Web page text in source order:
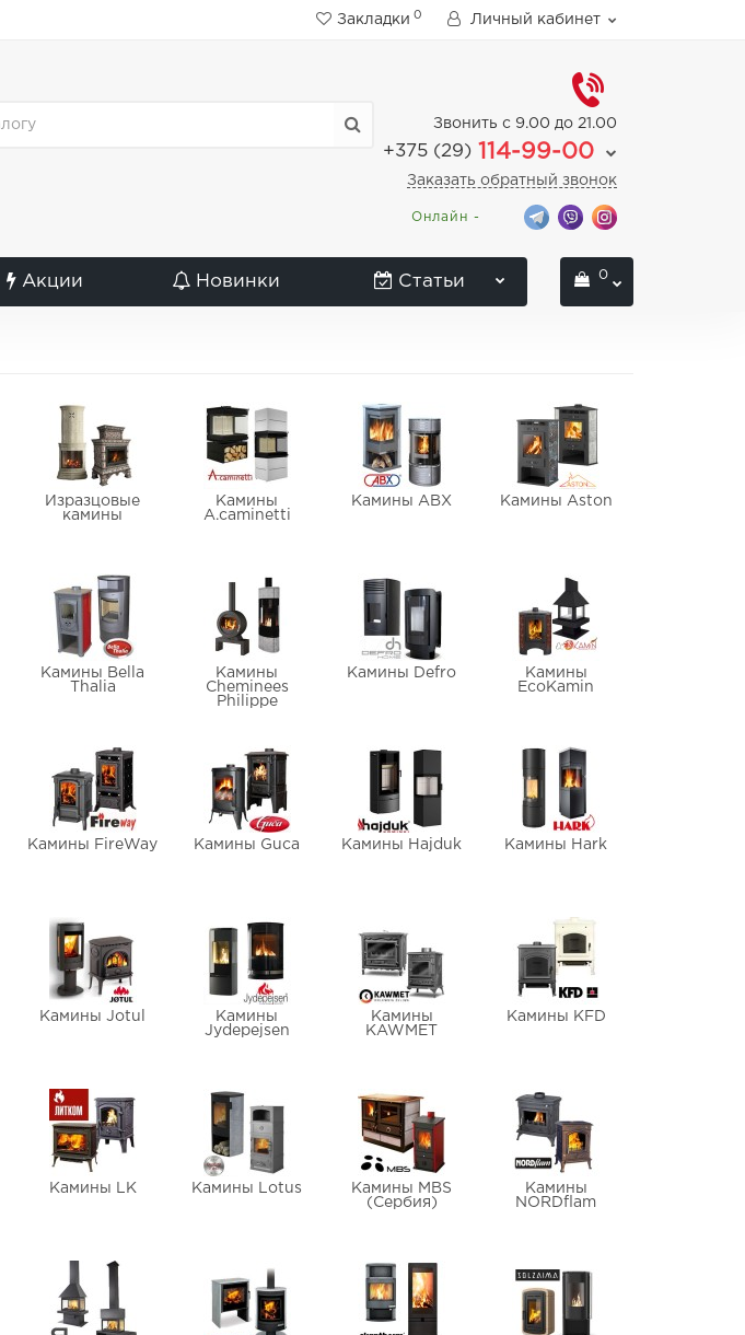
Закладки 0 Личный кабинет
Звонить с 9.00 до 21.00
+375 (29) 114-99-00
Заказать обратный звонок
Онлайн -
Акции Новинки Статьи 0
Изразцовые
камины
Камины
A.caminetti
Камины ABX Камины Aston
Камины Bella
Thalia
Камины
Cheminees
Philippe
Камины Defro
Камины
EcoKamin
Камины FireWay Камины Guca Камины Hajduk Камины Hark
Камины Jotul
Камины
Jydepejsen
Камины
KAWMET
Камины KFD
Камины LK Камины Lotus
Камины MBS
(Сербия)
Камины
NORDflam